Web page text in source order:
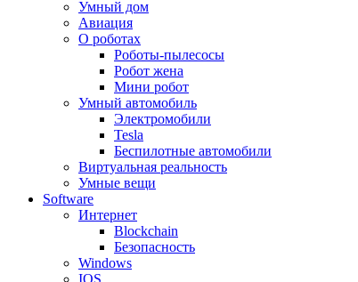
Умный дом
Авиация
О роботах
Роботы-пылесосы
Робот жена
Мини робот
Умный автомобиль
Электромобили
Tesla
Беспилотные автомобили
Виртуальная реальность
Умные вещи
Software
Интернет
Blockchain
Безопасность
Windows
IOS